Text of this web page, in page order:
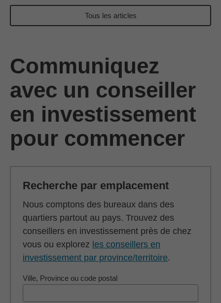
Tous les articles
Communiquez
avec un conseiller
en investissement
pour commencer
Recherche par emplacement
Nous comptons des bureaux dans des
quartiers partout au pays. Trouvez des
conseillers en investissement près de chez
vous ou explorez les conseillers en
investissement par province/territoire.
Ville, Province ou code postal